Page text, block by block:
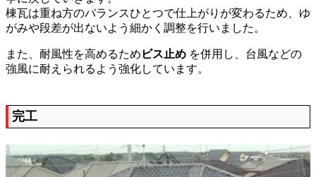
棟瓦は重ね方のバランスひとつで仕上がりが変わるため、ゆ
がみや段差が出ないよう細かく調整を行いました。
また、耐風性を高めるため ビス止め を併用し、台風などの
強風に耐えられるよう強化しています。
完工